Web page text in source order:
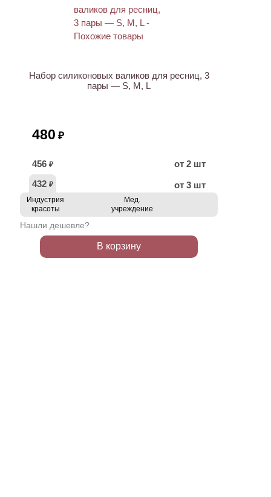
Набор силиконовых валиков для ресниц, 3
пары — S, M, L
480 ₽
456 ₽
от 2 шт
432 ₽ от 3 шт
Индустрия
красоты
Мед.
учреждение
Нашли дешевле?
В корзину